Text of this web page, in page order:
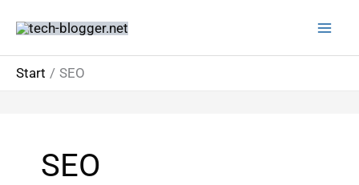
Inhalt
springen
Start
SEO
SEO